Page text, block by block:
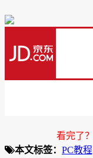
看完了
本文标签： PC教